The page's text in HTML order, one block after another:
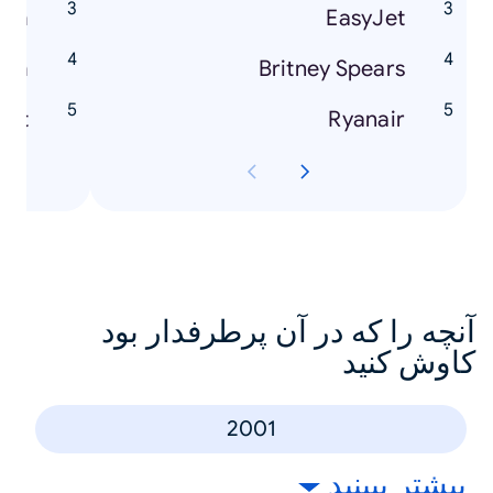
EasyJet
Britney Spears
Ryanair
آنچه را که در آن پرطرفدار بود
کاوش کنید
2001
بیشتر ببینید